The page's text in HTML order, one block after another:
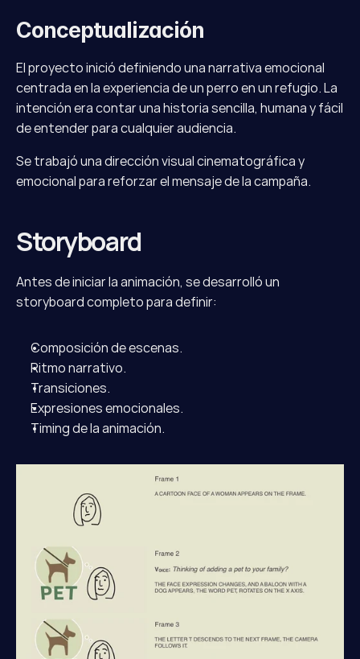
Conceptualización
El proyecto inició definiendo una narrativa emocional
centrada en la experiencia de un perro en un refugio. La
intención era contar una historia sencilla, humana y fácil
de entender para cualquier audiencia.
Se trabajó una dirección visual cinematográfica y
emocional para reforzar el mensaje de la campaña.
Storyboard
Antes de iniciar la animación, se desarrolló un
storyboard completo para definir:
Composición de escenas.
Ritmo narrativo.
Transiciones.
Expresiones emocionales.
Timing de la animación.